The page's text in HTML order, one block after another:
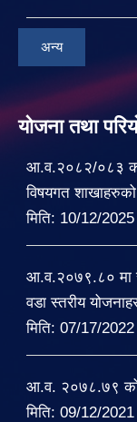
अन्य
योजना तथा
आ.व.२०८२/०८३ को
विषयगत
मिति: 10/12/
आ.व.२०७९.८० मा
वडा स्तरीय
मिति: 07/17/
आ.व. २०७८.७९ को
मिति: 09/12/